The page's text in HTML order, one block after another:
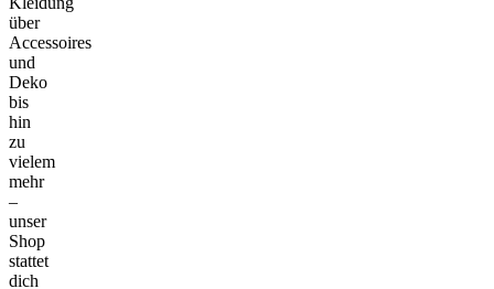
über
Accessoires
und
Deko
bis
hin
zu
vielem
mehr
–
unser
Shop
stattet
dich